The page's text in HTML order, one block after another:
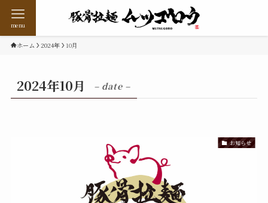
menu
ホーム 2024年 10月
2024年10月 – date –
お知らせ